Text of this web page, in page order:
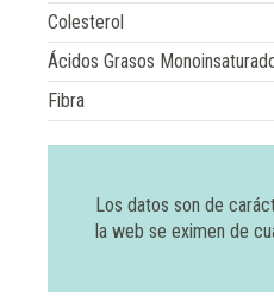
Colesterol
Ácidos Grasos
Fibra
Los datos son de
la web se eximen de